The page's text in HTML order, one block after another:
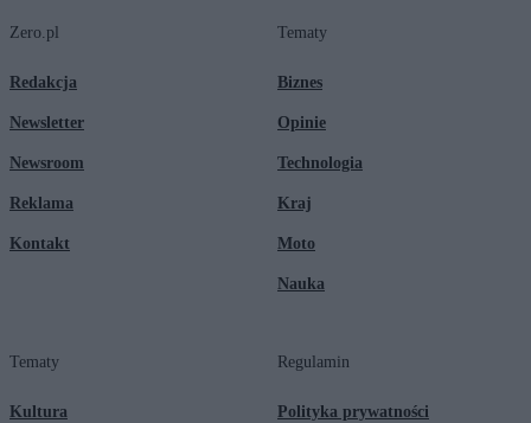
Zero.pl
Redakcja
Newsletter
Newsroom
Reklama
Kontakt
Tematy
Biznes
Opinie
Technologia
Kraj
Moto
Nauka
Tematy
Kultura
Regulamin
Polityka prywatności